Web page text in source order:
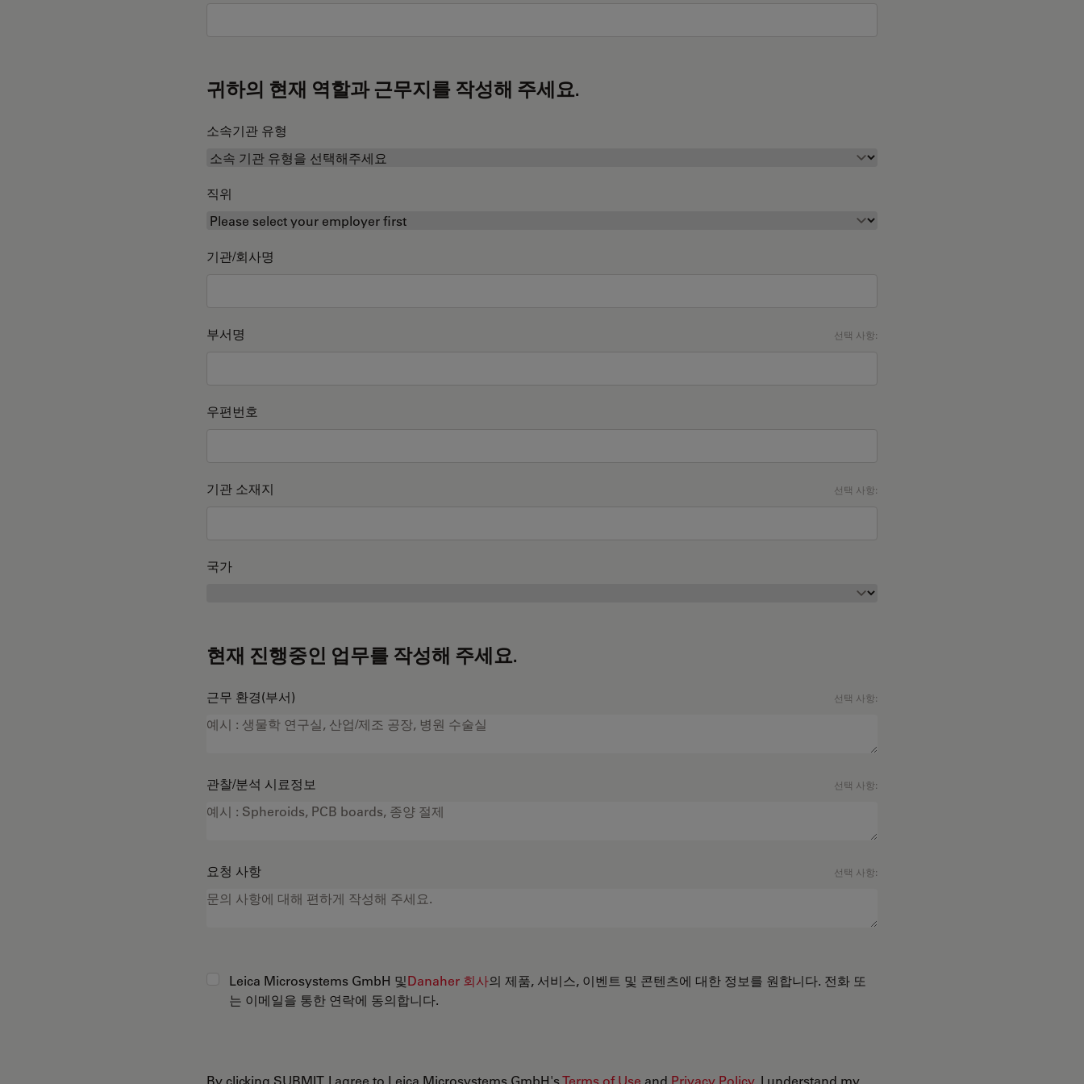
귀하의 현재 역할과 근무지를 작성해 주세요.
소속기관 유형
직위
기관/회사명
부서명 선택 사항:
우편번호
기관 소재지 선택 사항:
국가
현재 진행중인 업무를 작성해 주세요.
근무 환경(부서) 선택 사항:
관찰/분석 시료정보 선택 사항:
요청 사항 선택 사항:
Leica Microsystems GmbH 및Danaher 회사의 제품, 서비스, 이벤트 및 콘텐츠에 대한 정보를 원합니다. 전화 또
는 이메일을 통한 연락에 동의합니다.
By clicking SUBMIT, I agree to Leica Microsystems GmbH'sTerms of Use and Privacy Policy. I understand my